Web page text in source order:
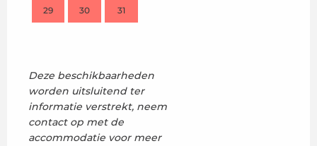
29 30 31
Deze beschikbaarheden
worden uitsluitend ter
informatie verstrekt, neem
contact op met de
accommodatie voor meer